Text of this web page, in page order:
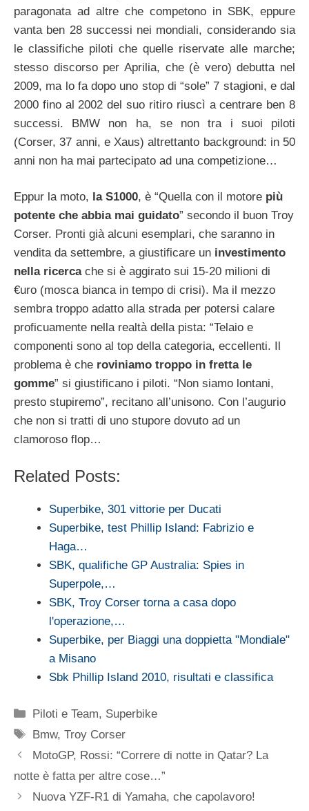
paragonata ad altre che competono in SBK, eppure
vanta ben 28 successi nei mondiali, considerando sia
le classifiche piloti che quelle riservate alle marche;
stesso discorso per Aprilia, che (è vero) debutta nel
2009, ma lo fa dopo uno stop di “sole” 7 stagioni, e dal
2000 fino al 2002 del suo ritiro riuscì a centrare ben 8
successi. BMW non ha, se non tra i suoi piloti
(Corser, 37 anni, e Xaus) altrettanto background: in 50
anni non ha mai partecipato ad una competizione…
Eppur la moto, la S1000, è “Quella con il motore più
potente che abbia mai guidato” secondo il buon Troy
Corser. Pronti già alcuni esemplari, che saranno in
vendita da settembre, a giustificare un investimento
nella ricercache si è aggirato sui 15-20 milioni di
€uro (mosca bianca in tempo di crisi). Ma il mezzo
sembra troppo adatto alla strada per potersi calare
proficuamente nella realtà della pista: “Telaio e
componenti sono al top della categoria, eccellenti. Il
problema è che roviniamo troppo in fretta le
gomme” si giustificano i piloti. “Non siamo lontani,
presto stupiremo”, recitano all’unisono. Con l’augurio
che non si tratti di uno stupore dovuto ad un
clamoroso flop…
Related Posts:
Superbike, 301 vittorie per Ducati
Superbike, test Phillip Island: Fabrizio e
Haga…
SBK, qualifiche GP Australia: Spies in
Superpole,…
SBK, Troy Corser torna a casa dopo
l'operazione,…
Superbike, per Biaggi una doppietta "Mondiale"
a Misano
Sbk Phillip Island 2010, risultati e classifica
Categorie
Piloti e Team, Superbike
Tag
Bmw,Troy Corser
MotoGP, Rossi: “Correre di notte in Qatar? La
notte è fatta per altre cose…”
Nuova YZF-R1 di Yamaha, che capolavoro!